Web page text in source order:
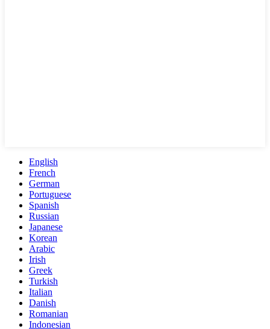
English
French
German
Portuguese
Spanish
Russian
Japanese
Korean
Arabic
Irish
Greek
Turkish
Italian
Danish
Romanian
Indonesian